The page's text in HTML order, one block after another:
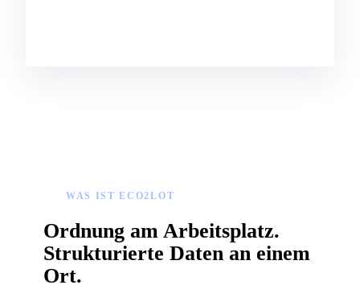
WAS IST ECO2LOT
Ordnung am Arbeitsplatz.
Strukturierte Daten an einem
Ort.